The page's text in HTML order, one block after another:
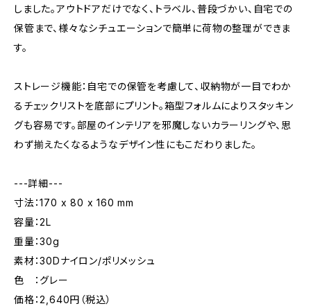
しました。アウトドアだけでなく、トラベル、普段づかい、自宅での
保管まで、様々なシチュエーションで簡単に荷物の整理ができま
す。
ストレージ機能：自宅での保管を考慮して、収納物が一目でわか
るチェックリストを底部にプリント。箱型フォルムによりスタッキン
グも容易です。部屋のインテリアを邪魔しないカラーリングや、思
わず揃えたくなるようなデザイン性にもこだわりました。
---詳細---
寸法：170 x 80 x 160 mm
容量：2L
重量：30g
素材：30Dナイロン/ポリメッシュ
色 ：グレー
価格：2,640円（税込）